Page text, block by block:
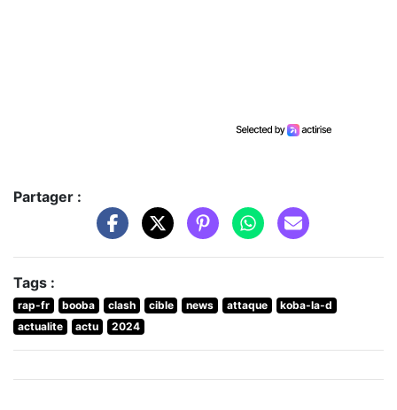
Partager :
Tags :
rap-fr booba clash cible news attaque
koba-la-d
actualite
actu 2024